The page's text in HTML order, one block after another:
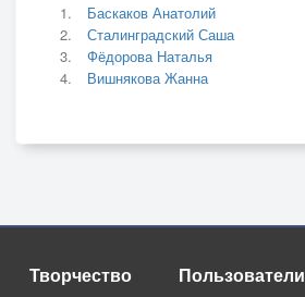
Баскаков Анатолий
Сталинградский Саша
Фёдорова Наталья
Вишнякова Жанна
Творчество Пользователи